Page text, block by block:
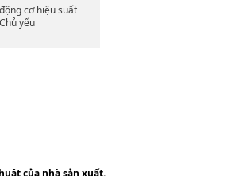
cơ hiệu suất
yếu
của nhà sản xuất.